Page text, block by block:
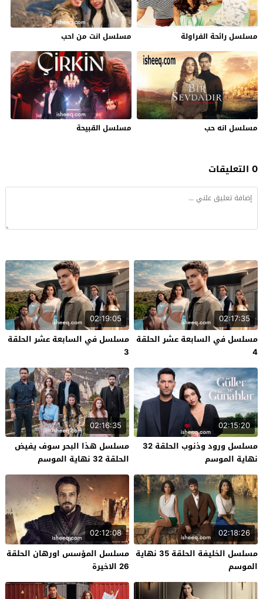
مسلسل رائحة الفراولة مسلسل انت من احب
مسلسل انه حب مسلسل القبيحة
0 التعليقات
02:17:35
مسلسل في السابعة عشر الحلقة
4
02:19:05
مسلسل في السابعة عشر الحلقة
3
02:15:20
مسلسل ورود وذنوب الحلقة 32
نهاية الموسم
02:16:35
مسلسل هذا البحر سوف يفيض
الحلقة 32 نهاية الموسم
02:18:26
مسلسل الخليفة الحلقة 35 نهاية
الموسم
02:12:08
مسلسل المؤسس اورهان الحلقة
26 الاخيرة